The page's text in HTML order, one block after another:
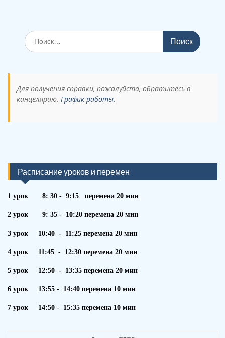
Поиск
по:
Для получения справки, пожалуйста, обратитесь в
канцелярию. График работы.
Расписание уроков и перемен
1 урок 8: 30 - 9:15 перемена 20 мин
2 урок 9: 35 - 10:20 перемена 20 мин
3 урок 10:40 - 11:25 перемена 20 мин
4 урок 11:45 - 12:30 перемена 20 мин
5 урок 12:50 - 13:35 перемена 20 мин
6 урок 13:55 - 14:40 перемена 10 мин
7 урок 14:50 - 15:35 перемена 10 мин